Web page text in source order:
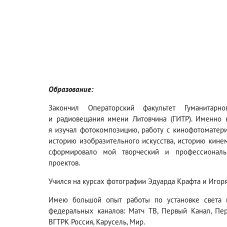
Образование:
Закончил Операторский факультет
и радиовещания имени Литовчина (ГИТР). Именно
я изучал фотокомпозицию, работу с
историю изобразительного искусства, историю
сформировало мой творческий и
проектов.
Учился на курсах фотографии Эдуарда Крафта и
Имею большой опыт работы по установке света
федеральных каналов: Матч ТВ, Первый Канал,
ВГТРК Россия, Карусель, Мир.